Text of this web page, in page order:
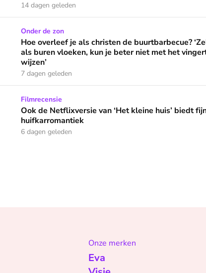
14 dagen geleden
je als christen de buurtbarbecue? ‘Zelfs als
Onder de zon
Hoe overleef je als christen de buurtbarbecue?
als buren vloeken, kun je beter niet met het
wijzen’
7 dagen geleden
Netflixversie van ‘Het kleine huis’ biedt fijne
Filmrecensie
Ook de Netflixversie van ‘Het kleine huis’ biedt
huifkarromantiek
6 dagen geleden
Onze merken
Eva